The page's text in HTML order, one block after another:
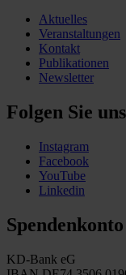
Aktuelles
Veranstaltungen
Kontakt
Publikationen
Newsletter
Folgen Sie
Instagram
Facebook
YouTube
Linkedin
Spendenkonto
KD-Bank eG